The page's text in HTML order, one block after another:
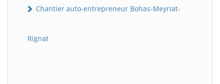
Chantier auto-entrepreneur Bohas-Meyriat-
Rignat